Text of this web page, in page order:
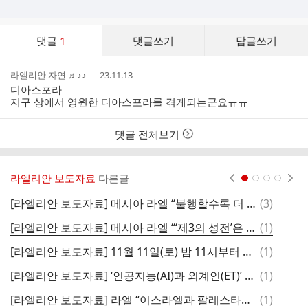
댓글 1 댓글쓰기 답글쓰기
트
작
성
자
라엘리안 자연 ♬♪♪
작
시
간
23.11.13
디아스포라
지구 상에서 영원한 디아스포라를 겪게되는군요ㅠㅠ
댓글 전체보기
라엘리안 보도자료 다른글
[라엘리안 보도자료] 메시아 라엘 “불행할수록 더 폭력(공격)적!” 댓
(3)
[라엘리안 보도자료] 메시아 라엘 “‘제3의 성전’은 이스라엘에 결코 지어지지 않을 것이다!” 댓
글
(1)
[라엘리안 보도자료] 11월 11일(토) 밤 11시부터 30분간 ‘전(全) 지구적 온라인 평화명상’ 진행 댓
(1)
[라엘리안 보도자료] ‘인공지능(AI)과 외계인(ET)’ 강연회...10월 28일(토) 오후 8~9시30분 온라인(이프랜드)서 진행 댓
(1)
[라엘리안 보도자료] 라엘 “이스라엘과 팔레스타인, 평화 속 공존 가능”...27일(금) 이스라엘 대사관 앞 침묵의 평화 명상
댓
(1)